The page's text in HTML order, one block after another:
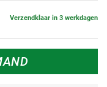
Verzendklaar in 3 werkdagen